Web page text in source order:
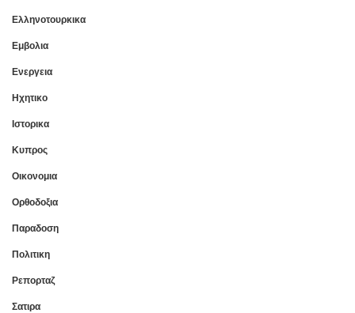
Ελληνοτουρκικα
Εμβολια
Ενεργεια
Ηχητικο
Ιστορικα
Κυπρος
Οικονομια
Ορθοδοξια
Παραδοση
Πολιτικη
Ρεπορταζ
Σατιρα